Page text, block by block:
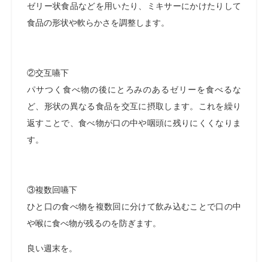
ゼリー状食品などを用いたり、ミキサーにかけたりして
食品の形状や軟らかさを調整します。
②交互嚥下
パサつく食べ物の後にとろみのあるゼリーを食べるな
ど、形状の異なる食品を交互に摂取します。これを繰り
返すことで、食べ物が口の中や咽頭に残りにくくなりま
す。
③複数回嚥下
ひと口の食べ物を複数回に分けて飲み込むことで口の中
や喉に食べ物が残るのを防ぎます。
良い週末を。